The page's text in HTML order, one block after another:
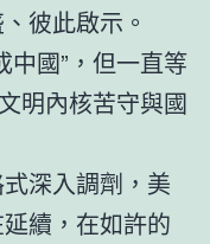
彼此啟示。
中國”，但一直等
明內核苦守與國
深入調劑，美
續，在如許的